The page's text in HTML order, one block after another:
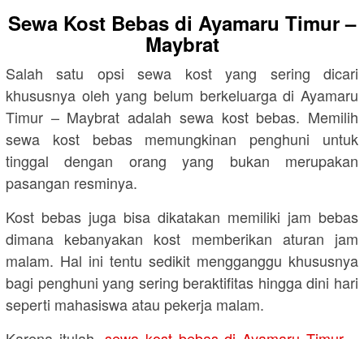
Sewa Kost Bebas di Ayamaru Timur –
Maybrat
Salah satu opsi sewa kost yang sering dicari
khususnya oleh yang belum berkeluarga di Ayamaru
Timur – Maybrat adalah sewa kost bebas. Memilih
sewa kost bebas memungkinan penghuni untuk
tinggal dengan orang yang bukan merupakan
pasangan resminya.
Kost bebas juga bisa dikatakan memiliki jam bebas
dimana kebanyakan kost memberikan aturan jam
malam. Hal ini tentu sedikit mengganggu khususnya
bagi penghuni yang sering beraktifitas hingga dini hari
seperti mahasiswa atau pekerja malam.